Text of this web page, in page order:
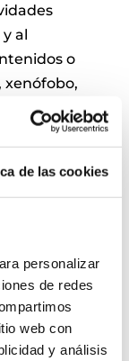
de las cookies
personalizar
de redes
web con
y análisis
al
o
xenófobo,
previa
de
en las